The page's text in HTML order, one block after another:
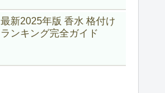
最新2025年版 香水 格付け
ランキング完全ガイド